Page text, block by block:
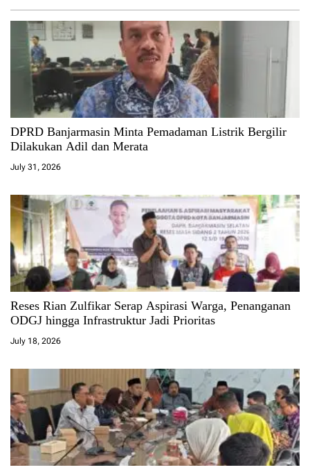
DPRD Banjarmasin Minta Pemadaman Listrik Bergilir
Dilakukan Adil dan Merata
July 31, 2026
Reses Rian Zulfikar Serap Aspirasi Warga, Penanganan
ODGJ hingga Infrastruktur Jadi Prioritas
July 18, 2026